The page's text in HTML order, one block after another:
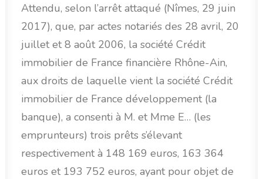
Attendu, selon l’arrêt attaqué (Nîmes, 29 juin
2017), que, par actes notariés des 28 avril, 20
juillet et 8 août 2006, la société Crédit
immobilier de France financière Rhône-Ain,
aux droits de laquelle vient la société Crédit
immobilier de France développement (la
banque), a consenti à M. et Mme E… (les
emprunteurs) trois prêts s’élevant
respectivement à 148 169 euros, 163 364
euros et 193 752 euros, ayant pour objet de